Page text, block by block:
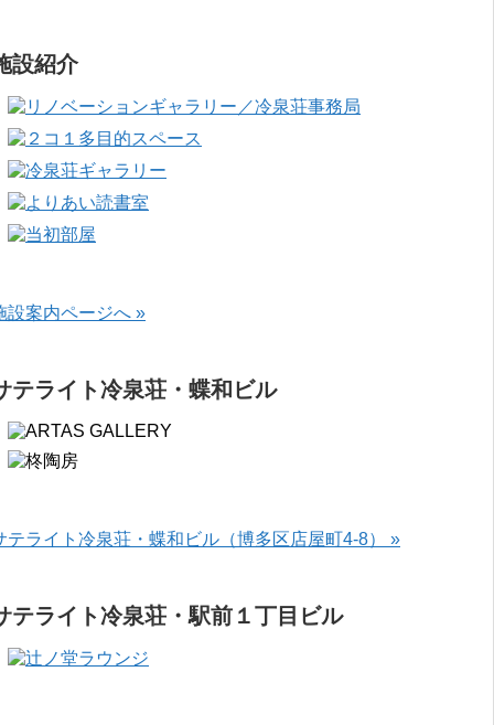
設紹介
設案内ページへ »
テライト冷泉荘・蝶和ビル
テライト冷泉荘・蝶和ビル（博多区店屋町4-8） »
テライト冷泉荘・駅前１丁目ビル